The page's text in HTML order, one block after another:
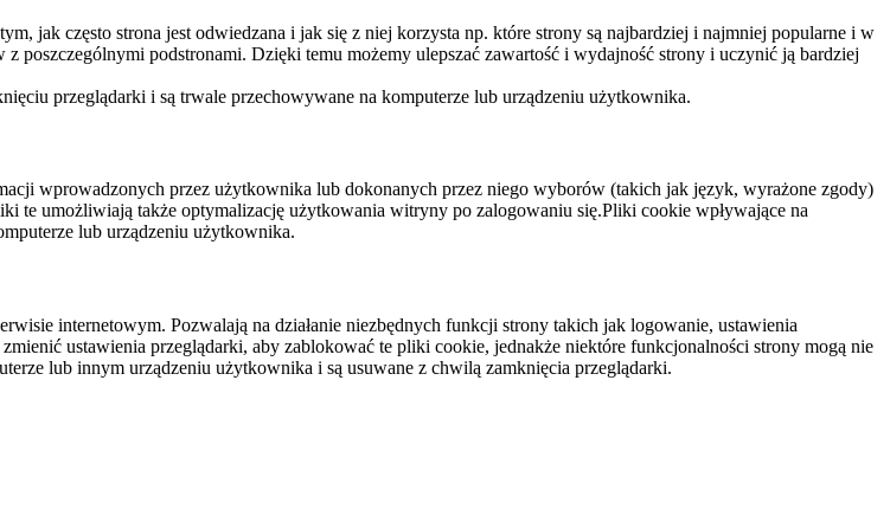
jak często strona jest odwiedzana i jak się z niej korzysta np. które strony są najbardziej i najmniej popularne i w
podstronami. Dzięki temu możemy ulepszać zawartość i wydajność strony i uczynić ją bardziej
przeglądarki i są trwale przechowywane na komputerze lub urządzeniu użytkownika.
wprowadzonych przez użytkownika lub dokonanych przez niego wyborów (takich jak język, wyrażone zgody)
te umożliwiają także optymalizację użytkowania witryny po zalogowaniu się.Pliki cookie wpływające na
lub urządzeniu użytkownika.
internetowym. Pozwalają na działanie niezbędnych funkcji strony takich jak logowanie, ustawienia
ustawienia przeglądarki, aby zablokować te pliki cookie, jednakże niektóre funkcjonalności strony mogą nie
lub innym urządzeniu użytkownika i są usuwane z chwilą zamknięcia przeglądarki.